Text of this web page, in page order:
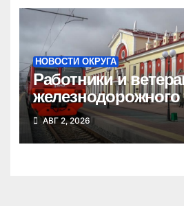
НОВОСТИ ОКРУГА
Работники и
железнодорожного
Татарского округа
поздравления
АВГ 2, 2026